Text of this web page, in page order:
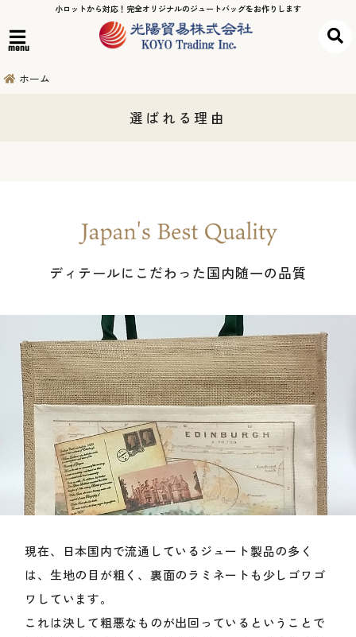
小ロットから対応！完全オリジナルのジュートバッグをお作りします
menu
ホーム
選ばれる理由
ディテールにこだわった国内随一の品質
現在、日本国内で流通しているジュート製品の多く
は、生地の目が粗く、裏面のラミネートも少しゴワゴ
ワしています。
これは決して粗悪なものが出回っているということで